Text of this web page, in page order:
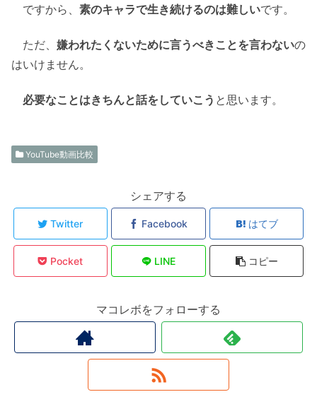
ですから、 素のキャラで生き続けるのは難しいです。
ただ、 嫌われたくないために言うべきことを言わないの
はいけません。
必要なことはきちんと話をしていこう と思います。
YouTube動画比較
シェアする
Twitter Facebook はてブ
Pocket LINE コピー
マコレボをフォローする